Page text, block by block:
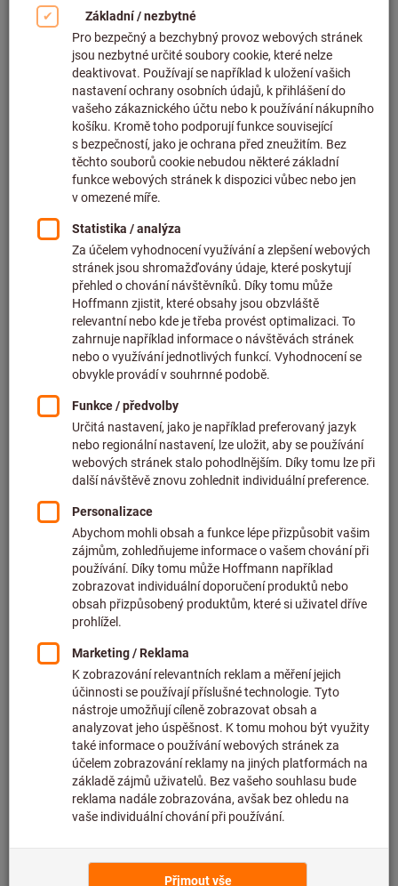
Kliknutím zvětšíte obrázek
Cena za 1 ks
bez DPH v platné výšiplus náklady na dopravu
Individuální ceny pro firemní zákazníky po
Předpokládaná doba dodání: 2–3 týdny
Upozorňujeme na prodlouženou dodací lhůtu a
omezené poradenství:
Tuto položku pro vás objednáváme přímo u výrobce,
protože není součástí našeho hlavního sortimentu, a
proto ji nemáme skladem.Informace
Přidat do seznamu přání Sdílet artikl